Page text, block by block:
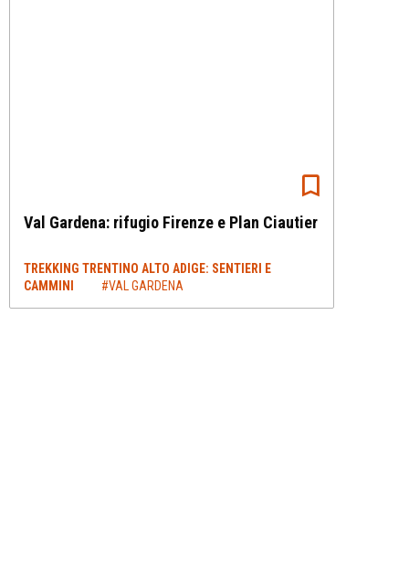
Val Gardena: rifugio Firenze e Plan Ciautier
TREKKING TRENTINO ALTO ADIGE: SENTIERI E
CAMMINI
#VAL GARDENA